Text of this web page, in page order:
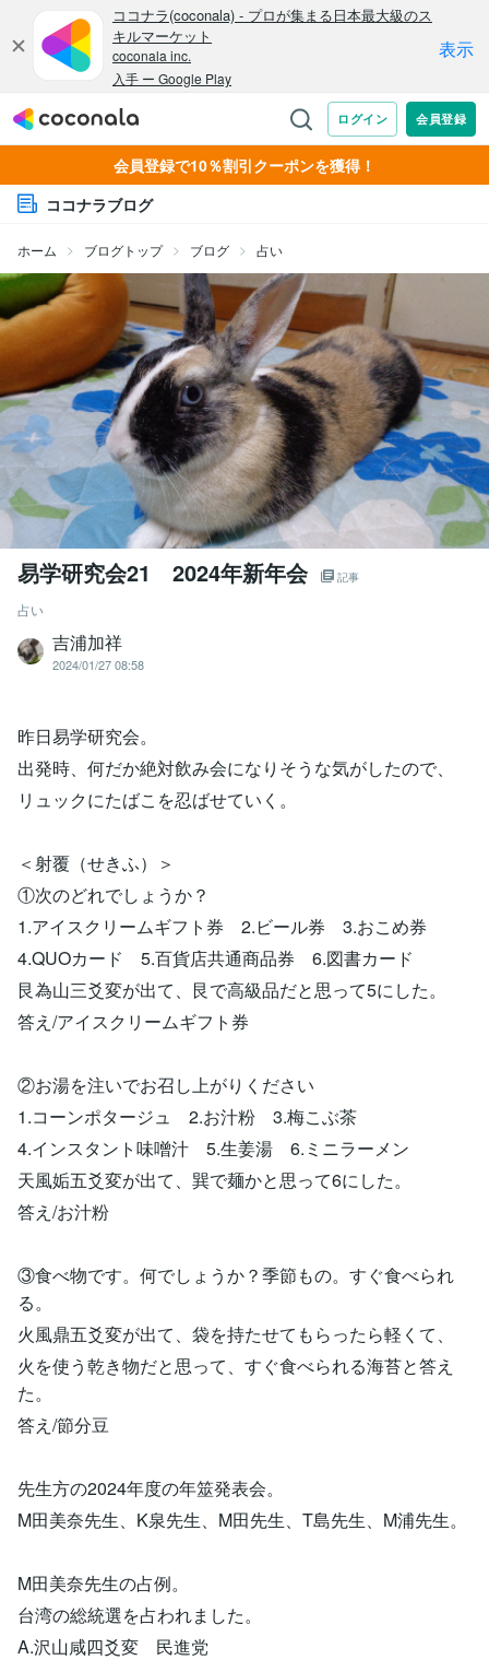
会員登録で10％割引クーポンを獲得！
ココナラブログ
ホーム ブログトップ ブログ 占い
易学研究会21 2024年新年会 記事
占い
吉浦加祥
2024/01/27 08:58
昨日易学研究会。
出発時、何だか絶対飲み会になりそうな気がしたので、
リュックにたばこを忍ばせていく。
＜射覆（せきふ）＞
①次のどれでしょうか？
1.アイスクリームギフト券 2.ビール券 3.おこめ券
4.QUOカード 5.百貨店共通商品券 6.図書カード
艮為山三爻変が出て、艮で高級品だと思って5にした。
答え/アイスクリームギフト券
②お湯を注いでお召し上がりください
1.コーンポタージュ 2.お汁粉 3.梅こぶ茶
4.インスタント味噌汁 5.生姜湯 6.ミニラーメン
天風姤五爻変が出て、巽で麺かと思って6にした。
答え/お汁粉
③食べ物です。何でしょうか？季節もの。すぐ食べられ
る。
火風鼎五爻変が出て、袋を持たせてもらったら軽くて、
火を使う乾き物だと思って、すぐ食べられる海苔と答え
た。
答え/節分豆
先生方の2024年度の年筮発表会。
M田美奈先生、K泉先生、M田先生、T島先生、M浦先生。
M田美奈先生の占例。
台湾の総統選を占われました。
A.沢山咸四爻変 民進党